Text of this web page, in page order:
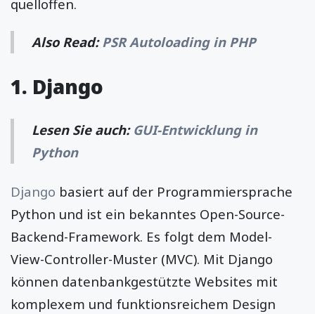
quelloffen.
Also Read:PSR Autoloading in PHP
1. Django
Lesen Sie auch: GUI-Entwicklung in
Python
Django basiert auf der Programmiersprache
Python und ist ein bekanntes Open-Source-
Backend-Framework. Es folgt dem Model-
View-Controller-Muster (MVC). Mit Django
können datenbankgestützte Websites mit
komplexem und funktionsreichem Design